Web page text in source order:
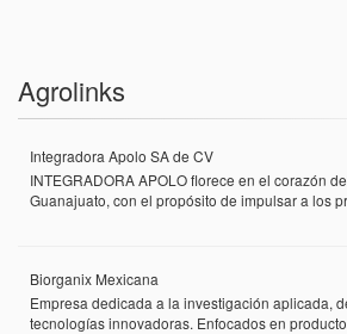
Agrolinks
Integradora Apolo SA de CV
INTEGRADORA APOLO florece en el corazón
Guanajuato, con el propósito de impulsar a los
Biorganix Mexicana
Empresa dedicada a la investigación aplicada,
tecnologías innovadoras. Enfocados en